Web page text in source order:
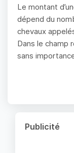
Le montant
dépend du
chevaux
Dans le champ
sans
Publicité